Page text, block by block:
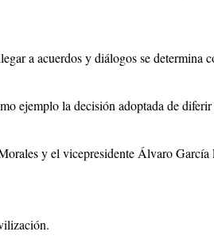
a acuerdos y diálogos se determina
ejemplo la decisión adoptada de
y el vicepresidente Álvaro